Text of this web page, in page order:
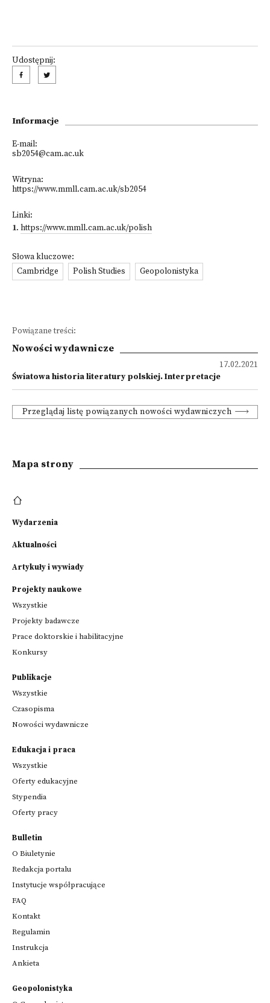
Udostępnij:
Informacje
E-mail:
sb2054@cam.ac.uk
Witryna:
https://www.mmll.cam.ac.uk/sb2054
Linki:
1. https://www.mmll.cam.ac.uk/polish
Słowa kluczowe:
Cambridge
Polish Studies Geopolonistyka
Powiązane treści:
Nowości wydawnicze
17.02.2021
Światowa historia literatury polskiej. Interpretacje
Przeglądaj listę powiązanych nowości wydawniczych
Mapa strony
Wydarzenia
Aktualności
Artykuły i wywiady
Projekty naukowe
Wszystkie
Projekty badawcze
Prace doktorskie i habilitacyjne
Konkursy
Publikacje
Wszystkie
Czasopisma
Nowości wydawnicze
Edukacja i praca
Wszystkie
Oferty edukacyjne
Stypendia
Oferty pracy
Bulletin
O Biuletynie
Redakcja portalu
Instytucje współpracujące
FAQ
Kontakt
Regulamin
Instrukcja
Ankieta
Geopolonistyka